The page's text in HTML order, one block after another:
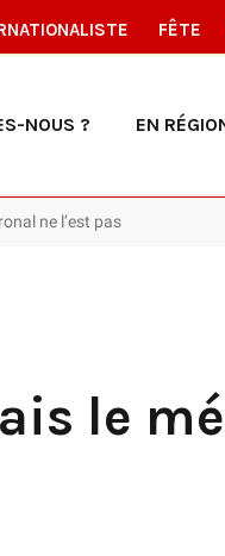
FÊTE
NOUS ? EN
ne l’est pas
le